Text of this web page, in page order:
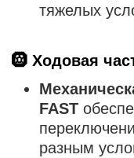
тяжелых
🛞 Ходовая
FAST
разным